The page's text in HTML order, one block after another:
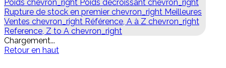
Poids chevron_right Poids décroissant chevron_right
Rupture de stock en premier chevron_right Meilleures
Ventes chevron_right Référence, A à Z chevron_right
Reference, Z to A chevron_right
Chargement...
Retour en haut